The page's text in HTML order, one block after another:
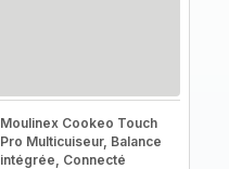
Moulinex Cookeo Touch
Pro Multicuiseur, Balance
intégrée, Connecté